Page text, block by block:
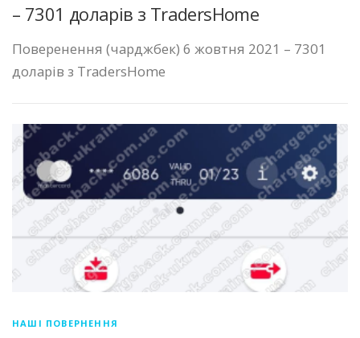
– 7301 доларів з TradersHome
Поверенення (чарджбек) 6 жовтня 2021 – 7301
доларів з TradersHome
НАШІ ПОВЕРНЕННЯ